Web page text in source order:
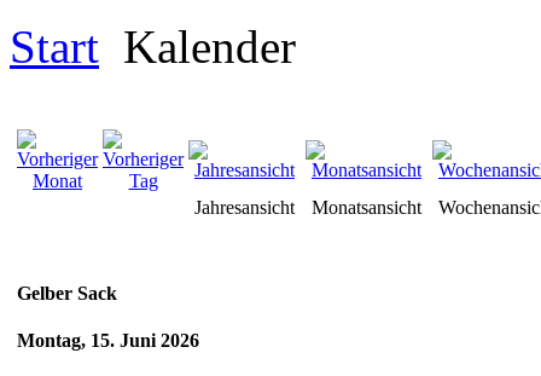
Start Kalender
Jahresansicht Monatsansicht
Gelber Sack
Montag, 15. Juni 2026